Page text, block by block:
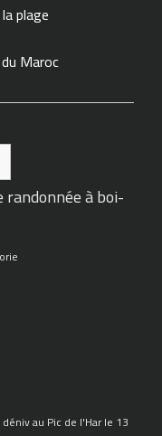
plage
Maroc
randonnée à boi-